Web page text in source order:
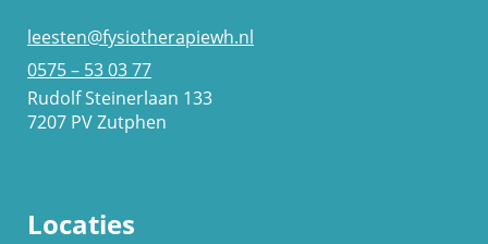
leesten@fysiotherapiewh.nl
0575 – 53 03 77
Rudolf Steinerlaan 133
7207 PV Zutphen
Locaties